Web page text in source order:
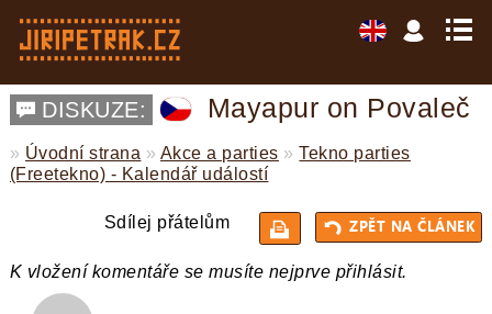
DISKUZE: Mayapur on Povaleč
» Úvodní strana » Akce a parties » Tekno parties
(Freetekno) - Kalendář událostí
Sdílej přátelům
K vložení komentáře se musíte nejprve přihlásit.